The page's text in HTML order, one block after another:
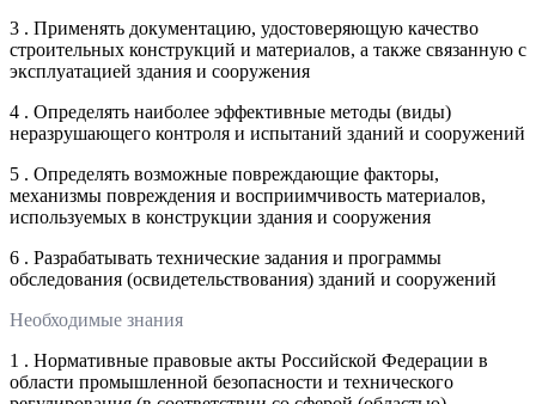
3 . Применять документацию, удостоверяющую качество
строительных конструкций и материалов, а также связанную с
эксплуатацией здания и сооружения
4 . Определять наиболее эффективные методы (виды)
неразрушающего контроля и испытаний зданий и сооружений
5 . Определять возможные повреждающие факторы,
механизмы повреждения и восприимчивость материалов,
используемых в конструкции здания и сооружения
6 . Разрабатывать технические задания и программы
обследования (освидетельствования) зданий и сооружений
Необходимые знания
1 . Нормативные правовые акты Российской Федерации в
области промышленной безопасности и технического